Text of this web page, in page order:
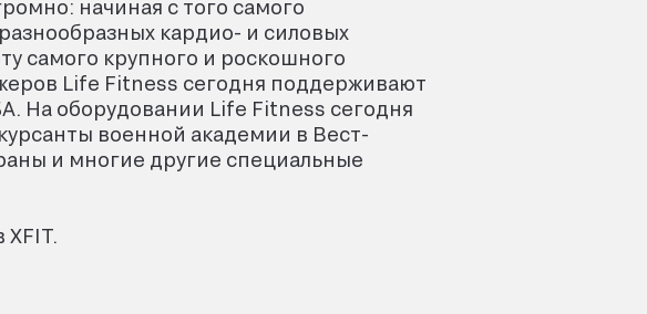
начиная с того самого
кардио- и силовых
самого крупного и роскошного
Life Fitness сегодня поддерживают
На оборудовании Life Fitness сегодня
военной академии в Вест-
и многие другие специальные